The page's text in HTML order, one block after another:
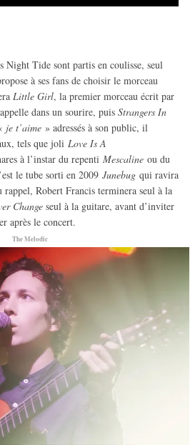
Night Tide sont partis en coulisse, seul
à ses fans de choisir le morceau
Little Girl, la premier morceau écrit par
dans un sourire, puis Strangers In
je t’aime » adressés à son public, il
tels que joli Love Is A
à l’instar du repenti Mescaline ou du
le tube sorti en 2009 Junebug qui ravira
rappel, Robert Francis terminera seul à la
Change seul à la guitare, avant d’inviter
après le concert.
The Melodic